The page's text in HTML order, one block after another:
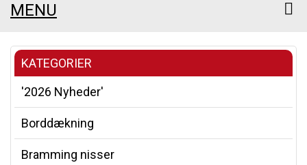
MENU
KATEGORIER
'2026 Nyheder'
Borddækning
Bramming nisser